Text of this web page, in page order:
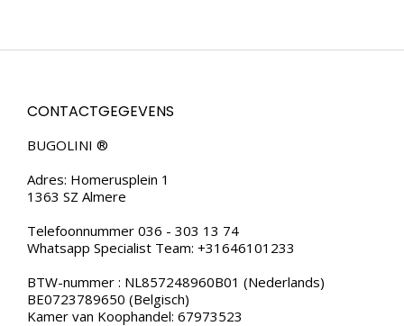
CONTACTGEGEVENS
BUGOLINI ®
Adres: Homerusplein 1
1363 SZ Almere
Telefoonnummer 036 - 303 13 74
Whatsapp Specialist Team: +31646101233
BTW-nummer : NL857248960B01 (Nederlands)
BE0723789650 (Belgisch)
Kamer van Koophandel: 67973523